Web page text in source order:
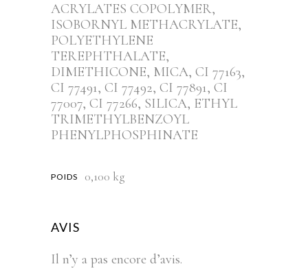
ACRYLATES COPOLYMER,
ISOBORNYL METHACRYLATE,
POLYETHYLENE
TEREPHTHALATE,
DIMETHICONE, MICA, CI 77163,
CI 77491, CI 77492, CI 77891, CI
77007, CI 77266, SILICA, ETHYL
TRIMETHYLBENZOYL
PHENYLPHOSPHINATE
POIDS 0,100 kg
AVIS
Il n’y a pas encore d’avis.